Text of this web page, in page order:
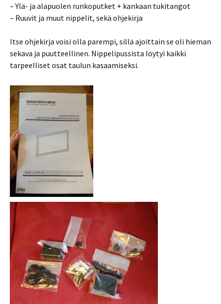
– Ylä- ja alapuolen runkoputket + kankaan tukitangot
– Ruuvit ja muut nippelit, sekä ohjekirja
Itse ohjekirja voisi olla parempi, sillä ajoittain se oli hieman
sekava ja puutteellinen. Nippelipussista löytyi kaikki
tarpeelliset osat taulun kasaamiseksi.